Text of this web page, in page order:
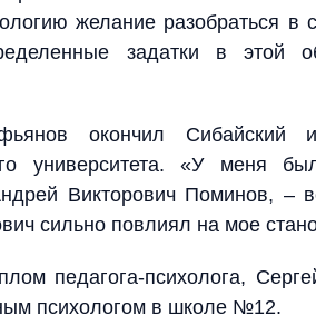
желание разобраться
задатки в этой
окончил Сибайский
университета. «У меня
Викторович Поминов, –
сильно повлиял на мое
педагога-психолога,
психологом в школе №12.